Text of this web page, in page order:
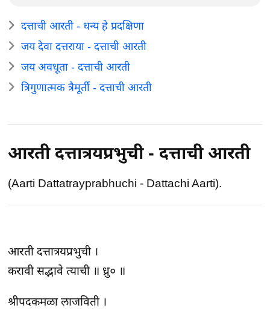
दत्ताची आरती - धन्य हे प्रदक्षिणा
जय देवा दत्तराया - दत्ताची आरती
जय अवधूता - दत्ताची आरती
त्रिगुणात्मक त्रैमूर्ती - दत्ताची आरती
आरती दत्तात्रयप्रभुची - दत्ताची आरती
(Aarti Dattatrayprabhuchi - Dattachi Aarti).
आरती दत्तात्रयप्रभुची ।
करावी सद्भावे त्याची ॥ ध्रु० ॥
श्रीपदकमळा लाजविती ।